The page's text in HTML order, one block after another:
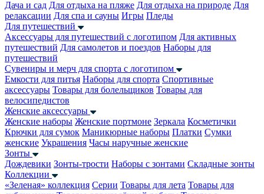
Дача и сад Для отдыха на пляже Для отдыха на природе Для
релаксации Для спа и сауны Игры Пледы
Для путешествий
Аксессуары для путешествий с логотипом Для активных
путешествий Для самолетов и поездов Наборы для
путешествий
Сувениры и мерч для спорта с логотипом
Емкости для питья Наборы для спорта Спортивные
аксессуары Товары для болельщиков Товары для
велосипедистов
Женские аксессуары
Женские наборы Женские портмоне Зеркала Косметички
Крючки для сумок Маникюрные наборы Платки Сумки
женские Украшения Часы наручные женские
Зонты
Дождевики Зонты-трости Наборы с зонтами Складные зонты
Коллекции
«Зеленая» коллекция Серии Товары для лета Товары для